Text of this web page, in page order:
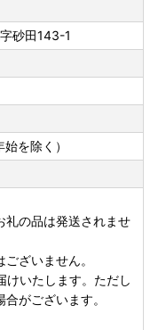
砂田143-1
を除く）
の品は発送されませ
ざいません。
いたします。ただし
がございます。